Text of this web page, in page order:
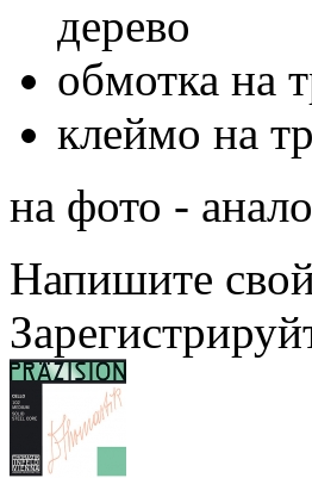
дерево
обмотка на
клеймо на
на фото -
Напишите